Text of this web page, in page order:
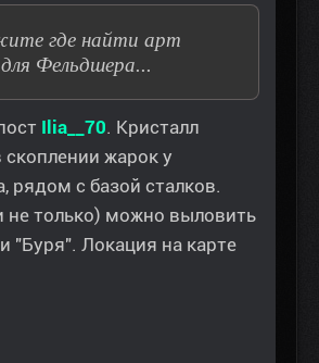
где найти арт
Фельдшера...
Ilia__70. Кристалл
жарок у
рядом с базой сталков.
не только) можно выловить
"Буря". Локация на карте